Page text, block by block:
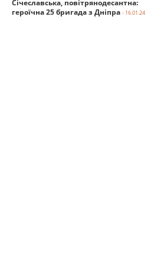
Січеславська, повітрянодесантна:
героїчна 25 бригада з Дніпра - 16.01.24